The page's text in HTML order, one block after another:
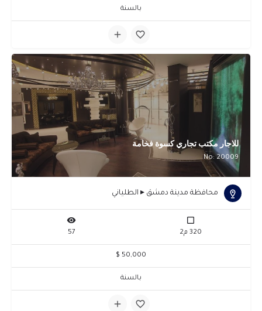
بالسنة
للاجار مكتب تجاري كسوة فخامة
No: 20009
محافظة مدينة دمشق ▸ الطلياني
320 م2 57
50,000 $
بالسنة